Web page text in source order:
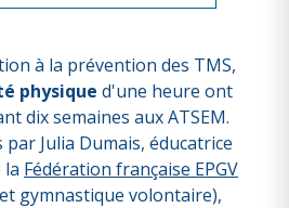
à la prévention des TMS,
physique d'une heure ont
dix semaines aux ATSEM.
Julia Dumais, éducatrice
la Fédération française EPGV
gymnastique volontaire),